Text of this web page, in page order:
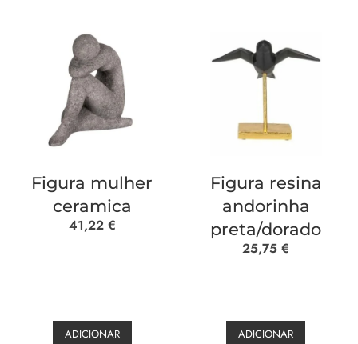
Figura mulher
ceramica
41,22 €
ADICIONAR
Figura resina
andorinha
preta/dorado
25,75€
ADICIONAR